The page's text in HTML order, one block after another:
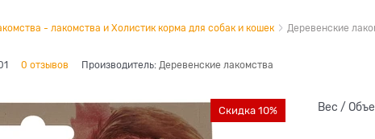
- лакомства и Холистик корма для собак и кошек Деревенские
0 отзывов Производитель: Деревенские лакомства
Скидка 10% Вес /